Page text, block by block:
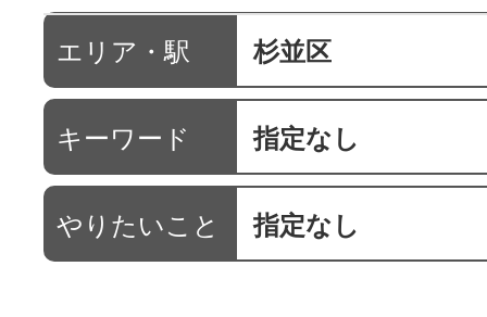
スクールを
駅・路線か
通信講座を
エリア・駅 杉並区
キーワード 指定なし
やりたいこと 指定なし